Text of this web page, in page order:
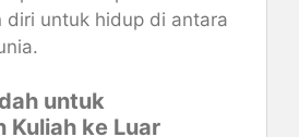
diri untuk hidup di antara
untuk
Kuliah ke Luar